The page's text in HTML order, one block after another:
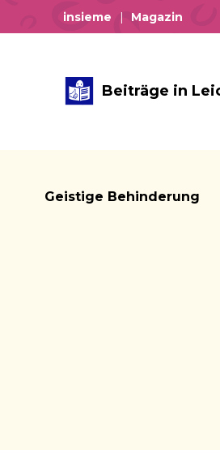
insieme Magazin
Beiträge in
Geistige Behinderung